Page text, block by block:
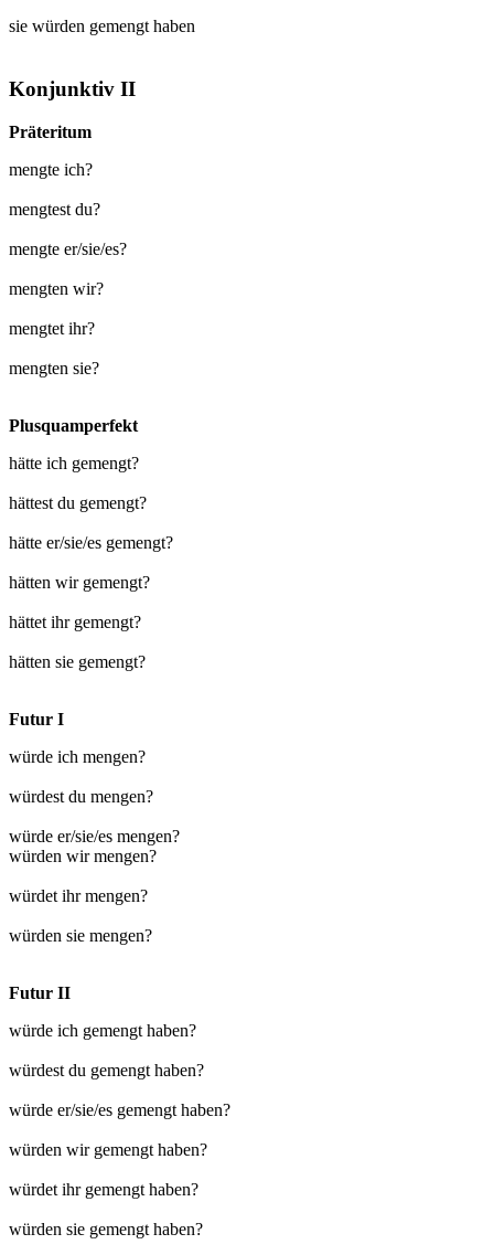
sie würden gemengthaben
Konjunktiv II
Präteritum
mengte ich?
mengtest du?
mengte er/sie/es?
mengten wir?
mengtet ihr?
mengten sie?
Plusquamperfekt
hätte ich gemengt?
hättest du gemengt?
hätte er/sie/es gemengt?
hätten wir gemengt?
hättet ihr gemengt?
hätten sie gemengt?
Futur I
würde ich mengen?
würdest du mengen?
würde er/sie/es mengen?
würden wir mengen?
würdet ihr mengen?
würden sie mengen?
Futur II
würde ich gemengt haben?
würdest du gemengt haben?
würde er/sie/es gemengt haben?
würden wir gemengt haben?
würdet ihr gemengt haben?
würden sie gemengt haben?